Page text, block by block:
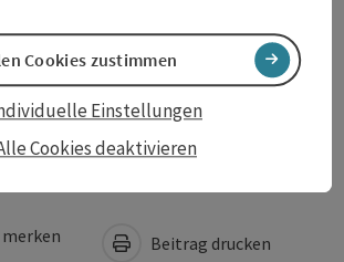
Beitrag drucken
Cookies deaktivieren
Einstellungen
Cookies zustimmen